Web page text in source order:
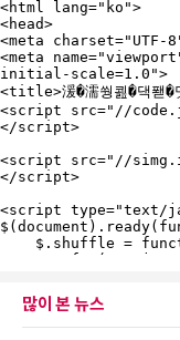
많이 본 뉴스